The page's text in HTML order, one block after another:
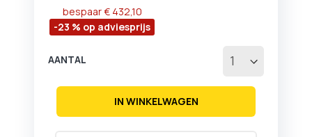
-23 % op adviesprijs
bespaar€ 432,10
AANTAL
IN WINKELWAGEN